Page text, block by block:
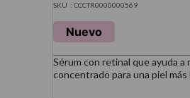
: CCCTR0000000569
Nuevo
Sérum con retinal que ayuda
concentrado para una piel más